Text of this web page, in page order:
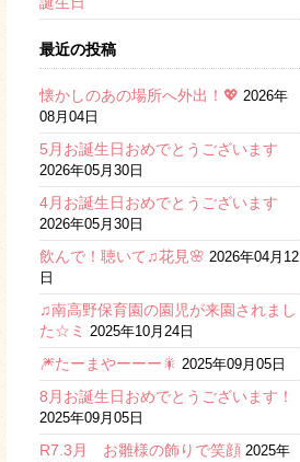
最近の投稿
懐かしのあの場所へ外出！💖 2026年
08月04日
5月お誕生日おめでとうございます
2026年05月30日
4月お誕生日おめでとうございます
2026年05月30日
飲んで！聴いて♫花見🌸 2026年04月12
日
♫南高野保育園の園児が来園されまし
た☆ミ 2025年10月24日
🎆たーまやーーー🎇 2025年09月05日
8月お誕生日おめでとうございます！
2025年09月05日
R7.3月 お雛様の飾りで笑顔 2025年